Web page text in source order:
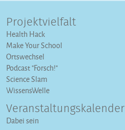
Projektvielfalt
Health Hack
Make Your School
Ortswechsel
Podcast "Forsch!"
Science Slam
WissensWelle
Veranstaltungs­kalender
Dabei sein